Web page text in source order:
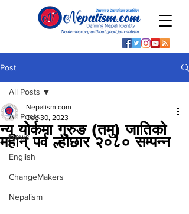
Post
All Posts
News
English
ChangeMakers
Nepalism
All Posts
न्यू योर्कमा गुरुङ (तमु) जातिको
महान् पर्व ल्होछार २०८० सम्पन्न
Nepalism.com
Dec 30, 2023